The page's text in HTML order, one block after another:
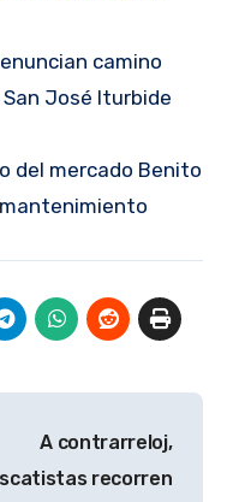
camino
José Iturbide
del mercado Benito
A contrarreloj,
recorren